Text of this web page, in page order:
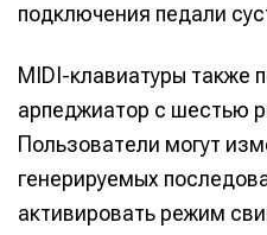
подключения педали
MIDI-клавиатуры также
арпеджиатор с шестью
Пользователи могут
генерируемых
активировать режим